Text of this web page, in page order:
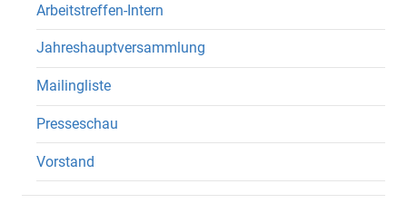
Arbeitstreffen-Intern
Jahreshauptversammlung
Mailingliste
Presseschau
Vorstand